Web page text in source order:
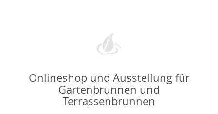
Onlineshop und Ausstellung für
Gartenbrunnen und
Terrassenbrunnen